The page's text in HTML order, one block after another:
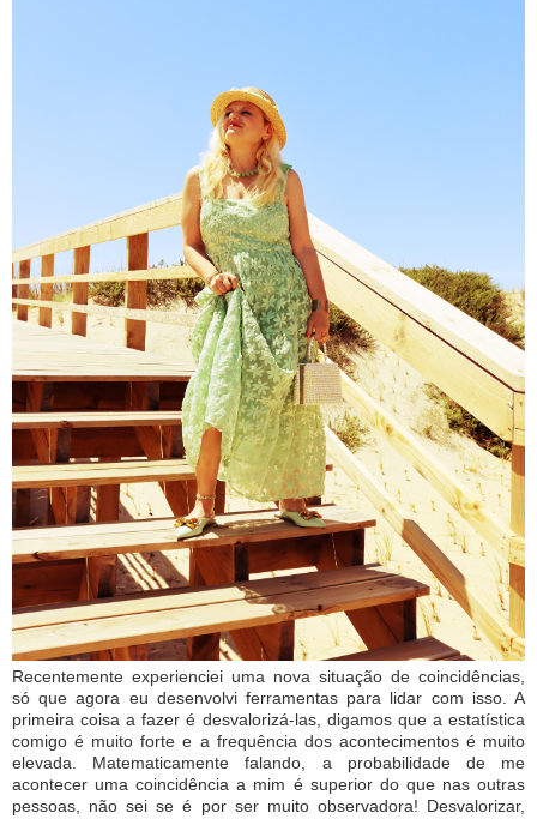
Recentemente experienciei uma nova situação de coincidências,
só que agora eu desenvolvi ferramentas para lidar com isso. A
primeira coisa a fazer é desvalorizá-las, digamos que a estatística
comigo é muito forte e a frequência dos acontecimentos é muito
elevada. Matematicamente falando, a probabilidade de me
acontecer uma coincidência a mim é superior do que nas outras
pessoas, não sei se é por ser muito observadora! Desvalorizar,